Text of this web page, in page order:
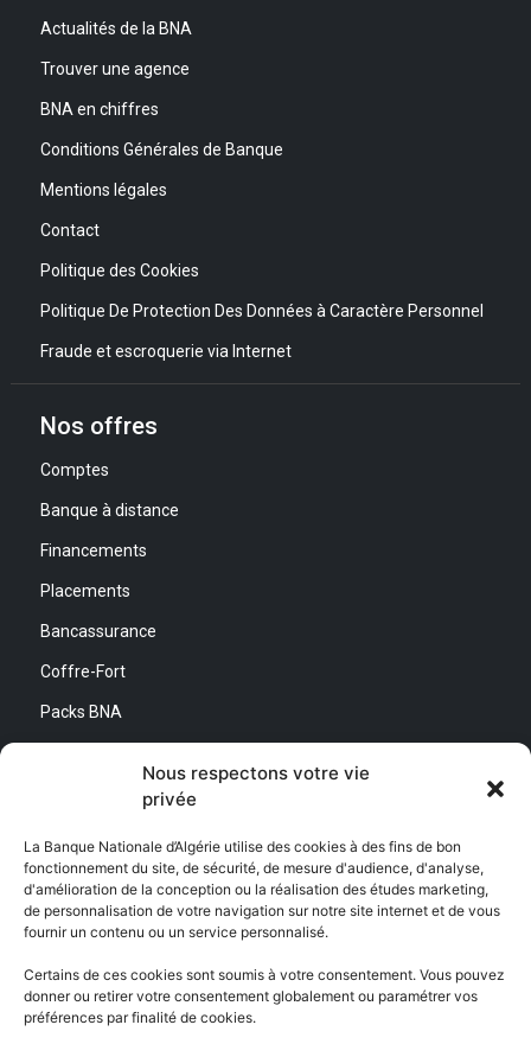
Nous respectons votre vie
privée
La Banque Nationale d’Algérie utilise des cookies à des fins de bon
fonctionnement du site, de sécurité, de mesure d'audience, d'analyse,
d'amélioration de la conception ou la réalisation des études marketing,
de personnalisation de votre navigation sur notre site internet et de vous
fournir un contenu ou un service personnalisé.
Certains de ces cookies sont soumis à votre consentement. Vous pouvez
donner ou retirer votre consentement globalement ou paramétrer vos
préférences par finalité de cookies.
Actualités de la BNA
Trouver une agence
BNA en chiffres
Conditions Générales de Banque
Mentions légales
Contact
Politique des Cookies
Politique De Protection Des Données à Caractère Personnel
Fraude et escroquerie via Internet
Nos offres
Comptes
Banque à distance
Financements
Placements
Bancassurance
Coffre-Fort
Packs BNA
Direction Générale :
Adresse : Quartier d’Affaires Bab Ezzouar
Centre de Relation Client :
Adresse : Quartier d’Affaires Bab Ezzouar
Centre d’appel :3306